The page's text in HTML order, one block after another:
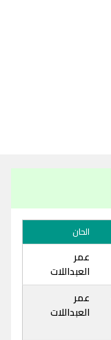
الحان
عمر
العبداللات
عمر
العبداللات